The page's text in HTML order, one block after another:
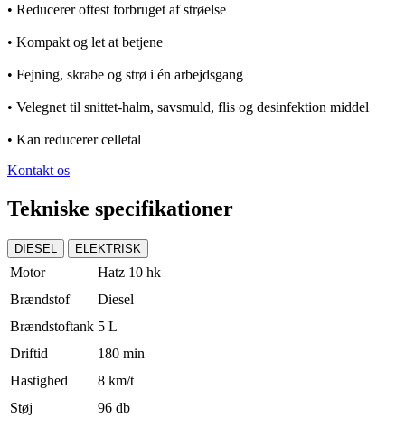
• Reducerer oftest forbruget af strøelse
• Kompakt og let at betjene
• Fejning, skrabe og strø i én arbejdsgang
• Velegnet til snittet-halm, savsmuld, flis og desinfektion middel
• Kan reducerer celletal
Kontakt os
Tekniske specifikationer
DIESEL ELEKTRISK
Motor
Hatz 10 hk
Brændstof
Diesel
Brændstoftank 5 L
Driftid
180 min
Hastighed
8 km/t
Støj
96 db